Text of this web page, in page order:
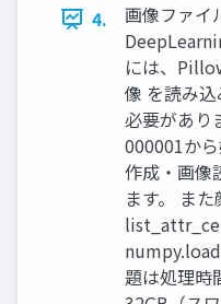
4.
画像ファイ
には、
像 を読み
必要があり
000001か
作成・画像
ます。 ま
題は処理時